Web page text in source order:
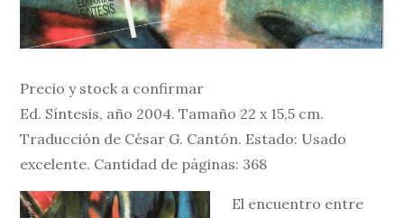
Precio y stock a confirmar
Ed. Síntesis, año 2004. Tamaño 22 x 15,5 cm.
Traducción de César G. Cantón. Estado: Usado
excelente. Cantidad de páginas: 368
El encuentro entre